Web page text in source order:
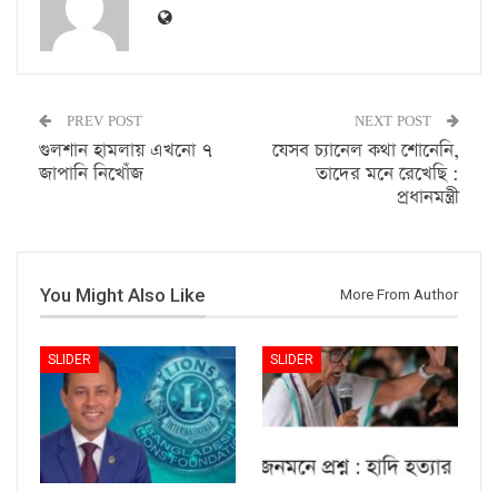
PREV POST
গুলশান হামলায় এখনো ৭
জাপানি নিখোঁজ
NEXT POST
যেসব চ্যানেল কথা শোনেনি,
তাদের মনে রেখেছি :
প্রধানমন্ত্রী
You Might Also Like More From Author
SLIDER SLIDER